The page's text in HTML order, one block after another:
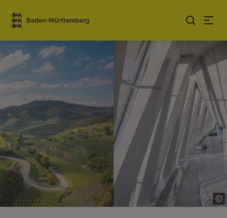
Sauter au contenu
Link zur Startseite